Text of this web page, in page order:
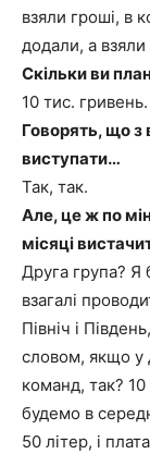
взяли гроші, в
додали, а
Скільки ви
10 тис. гривень.
Говорять, що з
виступати…
Так, так.
Але, це ж по
місяці
Друга група? Я
взагалі
Північ і
словом, якщо у
команд, так? 10
будемо в
50 літер, і